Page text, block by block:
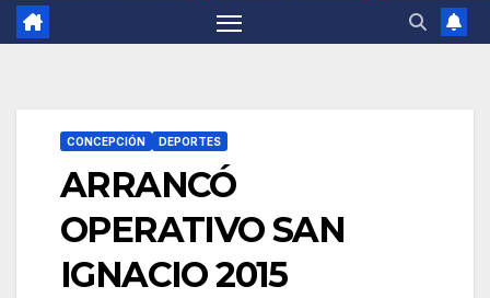
CONCEPCIÓN DEPORTES
ARRANCÓ
OPERATIVO SAN
IGNACIO 2015